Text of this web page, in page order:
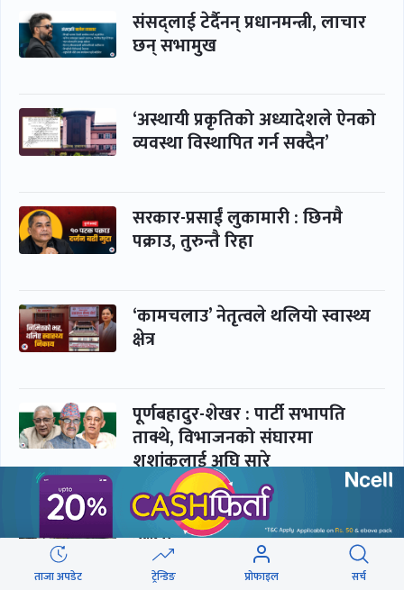
संसद्लाई टेर्दैनन् प्रधानमन्त्री, लाचार
छन् सभामुख
‘अस्थायी प्रकृतिको अध्यादेशले ऐनको
व्यवस्था विस्थापित गर्न सक्दैन’
सरकार-प्रसाईं लुकामारी : छिनमै
पक्राउ, तुरुन्तै रिहा
‘कामचलाउ’ नेतृत्वले थलियो स्वास्थ्य
क्षेत्र
पूर्णबहादुर-शेखर : पार्टी सभापति
ताक्थे, विभाजनको संघारमा
शशांकलाई अघि सारे
कप्तानगञ्जमा झिल्को, गोलबजारमा
डढेलो
ताजा अपडेट ट्रेन्डिङ प्रोफाइल सर्च